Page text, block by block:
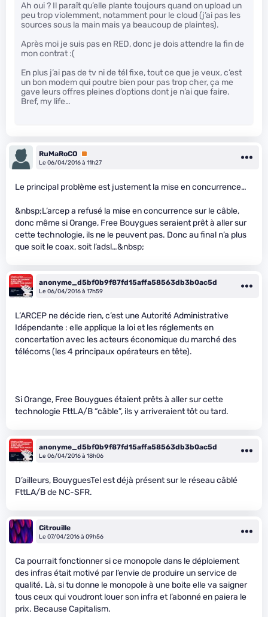
Ah oui ? Il paraît qu’elle plante toujours quand on upload un
peu trop violemment, notamment pour le cloud (j’ai pas les
sources sous la main mais ya beaucoup de plaintes).
Après moi je suis pas en RED, donc je dois attendre la fin de
mon contrat :(
En plus j’ai pas de tv ni de tél fixe, tout ce que je veux, c’est
un bon modem qui poutre bien pour pas trop cher, ça me
gave leurs offres pleines d’options dont je n’ai que faire.
Bref, my life…
RuMaRoCO
Premium
Le 06/04/2016 à 11h27
Le principal problème est justement la mise en concurrence…
&nbsp;L’arcep a refusé la mise en concurrence sur le câble,
donc même si Orange, Free Bouygues seraient prêt à aller sur
cette technologie, ils ne le peuvent pas. Donc au final n’a plus
que soit le coax, soit l’adsl…&nbsp;
anonyme_d5bf0b9f87fd15affa58563db3b0ac5d
Le 06/04/2016 à 17h59
L’ARCEP ne décide rien, c’est une Autorité Administrative
Idépendante : elle applique la loi et les réglements en
concertation avec les acteurs économique du marché des
télécoms (les 4 principaux opérateurs en tête).
Si Orange, Free Bouygues étaient prêts à aller sur cette
technologie FttLA/B “câble”, ils y arriveraient tôt ou tard.
anonyme_d5bf0b9f87fd15affa58563db3b0ac5d
Le 06/04/2016 à 18h06
D’ailleurs, BouyguesTel est déjà présent sur le réseau câblé
FttLA/B de NC-SFR.
Citrouille
Le 07/04/2016 à 09h56
Ca pourrait fonctionner si ce monopole dans le déploiement
des infras était motivé par l’envie de produire un service de
qualité. Là, si tu donne le monopole à une boite elle va saigner
tous ceux qui voudront louer son infra et l’abonné en paiera le
prix. Because Capitalism.